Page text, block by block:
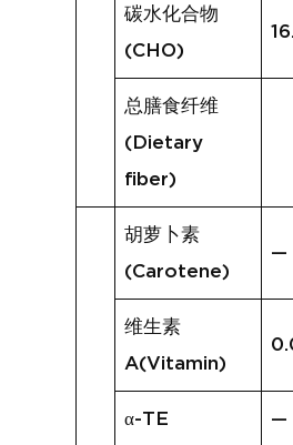
碳水化合物
(CHO)
总膳食纤维
(Dietary
fiber)
胡萝卜素
(Carotene)
—
维生素
A(Vitamin)
α-TE —